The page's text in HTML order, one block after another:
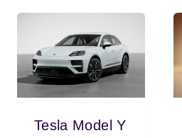
Tesla Model Y